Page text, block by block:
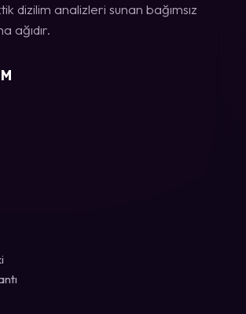
dizilim analizleri sunan bağımsız
ağıdır.